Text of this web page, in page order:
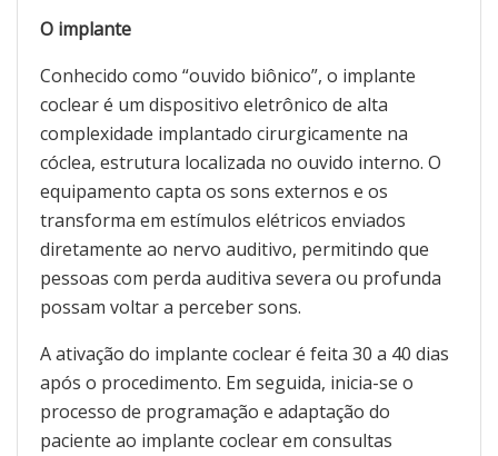
O implante
Conhecido como “ouvido biônico”, o implante
coclear é um dispositivo eletrônico de alta
complexidade implantado cirurgicamente na
cóclea, estrutura localizada no ouvido interno. O
equipamento capta os sons externos e os
transforma em estímulos elétricos enviados
diretamente ao nervo auditivo, permitindo que
pessoas com perda auditiva severa ou profunda
possam voltar a perceber sons.
A ativação do implante coclear é feita 30 a 40 dias
após o procedimento. Em seguida, inicia-se o
processo de programação e adaptação do
paciente ao implante coclear em consultas